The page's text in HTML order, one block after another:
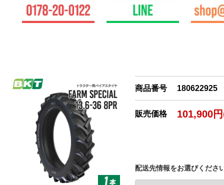
商品番号 180622925
販売価格 101,900
配送先情報をお選びくださ